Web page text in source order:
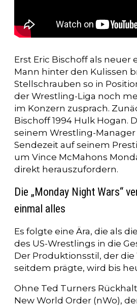
Erst Eric Bischoff als neuer
Mann hinter den Kulissen
Stellschrauben so in
der Wrestling-Liga noch
im Konzern zusprach.
Bischoff 1994 Hulk Hogan.
seinem Wrestling-
Sendezeit auf seinem
um Vince McMahons
direkt herauszufordern.
Die „Monday Night Wars“
einmal alles
Es folgte eine Ära, die als
des US-Wrestlings in die
Der Produktionsstil, der
seitdem prägte, wird bis
Ohne Ted Turners
New World Order (nWo),